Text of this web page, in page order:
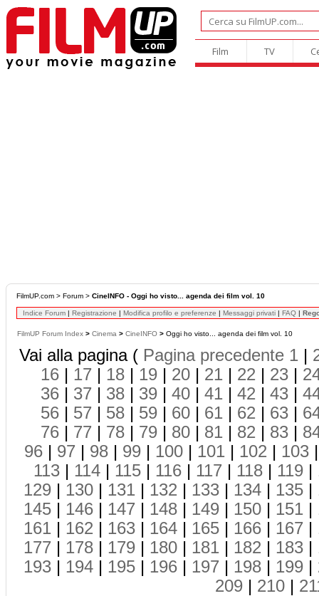
Film TV
FilmUP.com > Forum > CineINFO - Oggi ho visto... agenda dei film vol. 10
Indice Forum | Registrazione | Modifica profilo e preferenze | Messaggi privati | FAQ |
FilmUP Forum Index > Cinema > CineINFO > Oggi ho visto... agenda dei film vol. 10
Vai alla pagina ( Pagina precedente 1 |
16 | 17 | 18 | 19 | 20 | 21 | 22 | 23 |
36 | 37 | 38 | 39 | 40 | 41 | 42 | 43 |
56 | 57 | 58 | 59 | 60 | 61 | 62 | 63 |
76 | 77 | 78 | 79 | 80 | 81 | 82 | 83 |
96 | 97 | 98 | 99 | 100 | 101 | 102 | 103
113 | 114 | 115 | 116 | 117 | 118 | 119 |
129 | 130 | 131 | 132 | 133 | 134 | 135 |
145 | 146 | 147 | 148 | 149 | 150 | 151 |
161 | 162 | 163 | 164 | 165 | 166 | 167 |
177 | 178 | 179 | 180 | 181 | 182 | 183 |
193 | 194 | 195 | 196 | 197 | 198 | 199 |
209 | 210 |